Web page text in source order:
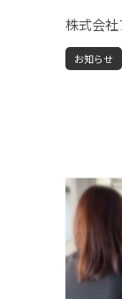
株式会
お知らせ